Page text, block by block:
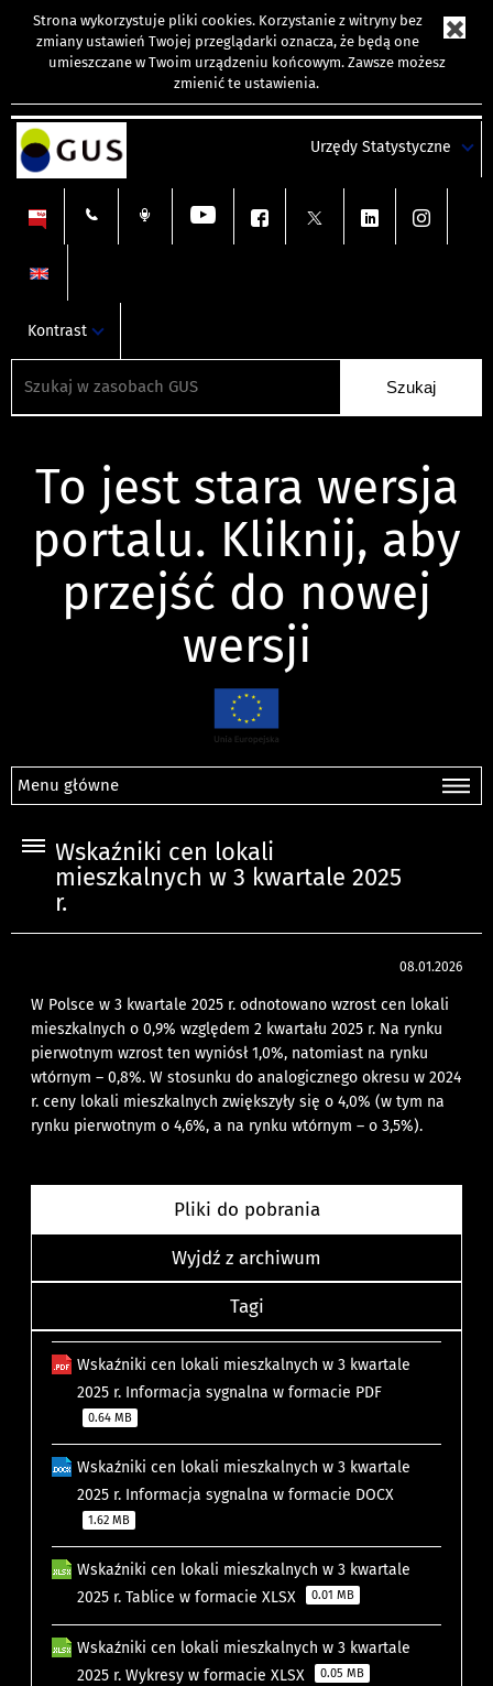
Strona wykorzystuje pliki cookies. Korzystanie z witryny bez
zmiany ustawień Twojej przeglądarki oznacza, że będą one
umieszczane w Twoim urządzeniu końcowym. Zawsze możesz
zmienić te ustawienia.
Urzędy Statystyczne
Kontrast
To jest stara wersja
portalu. Kliknij, aby
przejść do nowej
wersji
Menu główne
Wskaźniki cen lokali
mieszkalnych w 3 kwartale 2025
r.
08.01.2026
W Polsce w 3 kwartale 2025 r. odnotowano wzrost cen lokali
mieszkalnych o 0,9% względem 2 kwartału 2025 r. Na rynku
pierwotnym wzrost ten wyniósł 1,0%, natomiast na rynku
wtórnym – 0,8%. W stosunku do analogicznego okresu w 2024
r. ceny lokali mieszkalnych zwiększyły się o 4,0% (w tym na
rynku pierwotnym o 4,6%, a na rynku wtórnym – o 3,5%).
Pliki do pobrania
Wyjdź z archiwum
Tagi
Wskaźniki cen lokali mieszkalnych w 3 kwartale
2025 r. Informacja sygnalna w formacie PDF
0.64 MB
Wskaźniki cen lokali mieszkalnych w 3 kwartale
2025 r. Informacja sygnalna w formacie DOCX
1.62 MB
Wskaźniki cen lokali mieszkalnych w 3 kwartale
2025 r. Tablice w formacie XLSX
0.01 MB
Wskaźniki cen lokali mieszkalnych w 3 kwartale
2025 r. Wykresy w formacie XLSX
0.05 MB